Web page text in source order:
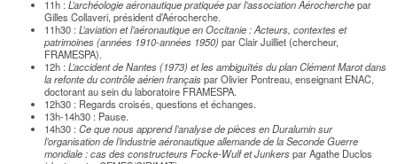
11h : L’archéologie aéronautique pratiquée par l’association Aérocherchepar
Gilles Collaveri, président d’Aérocherche.
11h30 : L’aviation et l’aéronautique en Occitanie : Acteurs, contextes et
patrimoines (années 1910-années 1950) par Clair Juilliet (chercheur,
FRAMESPA).
12h : L’accident de Nantes (1973) et les ambiguïtés du plan Clément Marot dans
la refonte du contrôle aérien françaispar Olivier Pontreau, enseignant ENAC,
doctorant au sein du laboratoire FRAMESPA.
12h30 : Regards croisés, questions et échanges.
13h-14h30 : Pause.
14h30 : Ce que nous apprend l’analyse de pièces en Duralumin sur
l’organisation de l’industrie aéronautique allemande de la Seconde Guerre
mondiale : cas des constructeurs Focke-Wulf et Junkerspar Agathe Duclos